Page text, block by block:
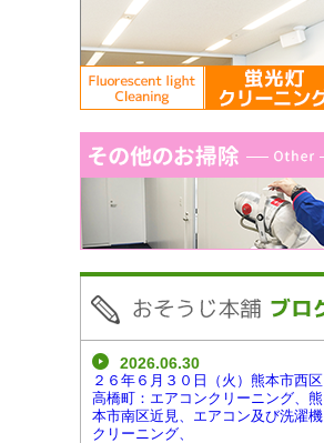
2026.06.30
２６年６月３０日（火）熊本市西区
高橋町：エアコンクリーニング、熊
本市南区近見、エアコン及び洗濯機
クリーニング、